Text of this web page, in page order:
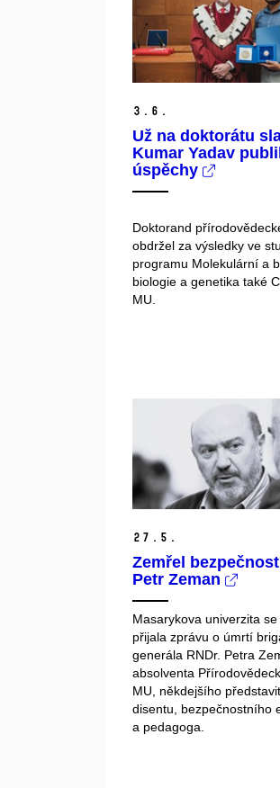
3. 6.
Už na doktorátu
Kumar Yadav
úspěchy
Doktorand
obdržel za výsledky ve
programu Molekulární a
biologie a genetika také
MU.
27. 5.
Zemřel
Petr Zeman
Masarykova univerzita
přijala zprávu o úmrtí
generála RNDr. Petra
absolventa
MU, někdejšího
disentu, bezpečnostního
a pedagoga.